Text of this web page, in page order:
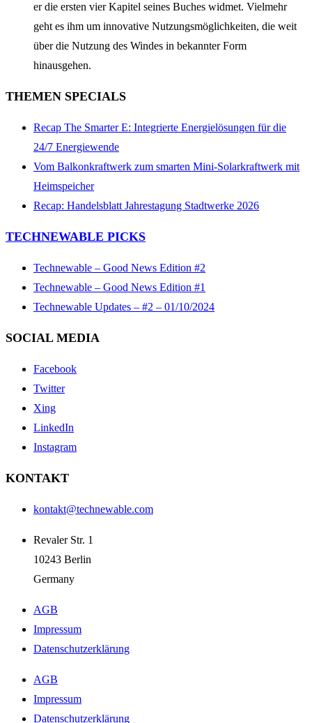
er die ersten vier Kapitel seines Buches widmet. Vielmehr
geht es ihm um innovative Nutzungsmöglichkeiten, die weit
über die Nutzung des Windes in bekannter Form
hinausgehen.
THEMEN SPECIALS
Recap The Smarter E: Integrierte Energielösungen für die
24/7 Energiewende
Vom Balkonkraftwerk zum smarten Mini-Solarkraftwerk mit
Heimspeicher
Recap: Handelsblatt Jahrestagung Stadtwerke 2026
TECHNEWABLE PICKS
Technewable – Good News Edition #2
Technewable – Good News Edition #1
Technewable Updates – #2 – 01/10/2024
SOCIAL MEDIA
Facebook
Twitter
Xing
LinkedIn
Instagram
KONTAKT
kontakt@technewable.com
Revaler Str. 1
10243 Berlin
Germany
AGB
Impressum
Datenschutzerklärung
AGB
Impressum
Datenschutzerklärung